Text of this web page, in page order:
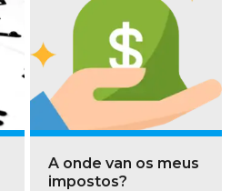
A onde van os meus
impostos?